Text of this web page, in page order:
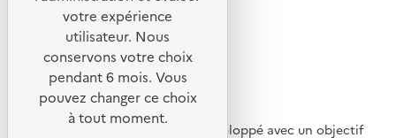
Ce site internet a été pensé et développé avec un objectif
votre expérience
utilisateur. Nous
conservons votre choix
pendant 6 mois. Vous
pouvez changer ce choix
à tout moment.